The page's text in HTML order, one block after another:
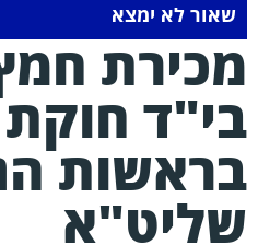
שאור לא ימצא
חוקת